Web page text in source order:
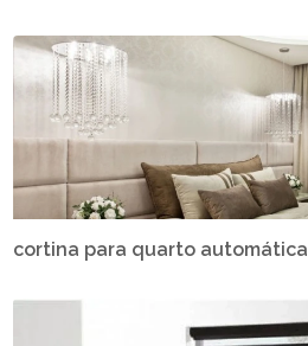
cortina para quarto automática